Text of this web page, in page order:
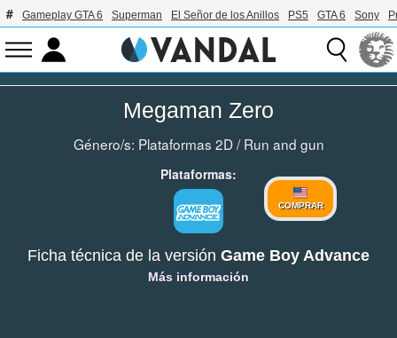
Gameplay GTA 6 Superman El Señor de los Anillos PS5 GTA 6 Sony
Megaman Zero
Género/s: Plataformas 2D/Run and gun
Plataformas:
COMPRAR
Ficha técnica de la versión Game Boy Advance
Más información